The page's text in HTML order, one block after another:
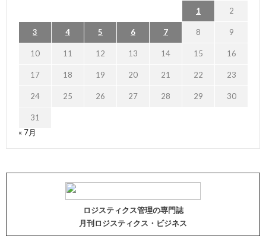
1 2
3 4 5 6 7 8 9
10 11 12 13 14 15 16
17 18 19 20 21 22 23
24 25 26 27 28 29 30
31
« 7月
ロジスティクス管理の専門誌
月刊ロジスティクス・ビジネス